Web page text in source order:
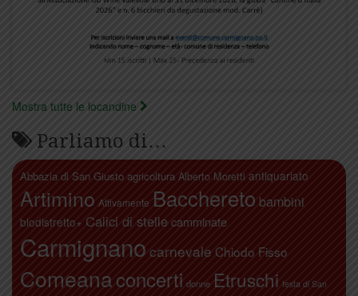
Mostra tutte le locandine
Parliamo di…
Abbazia di San Giusto agricoltura Alberto Moretti antiquariato
Artimino Attivamente Bacchereto bambini
biodistretto+ Calici di stellecamminate
Carmignano carnevale Chiodo Fisso
Comeanaconcerti donne Etruschi festa di San